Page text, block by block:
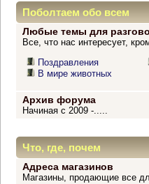
Поболтаем обо всем
Любые темы для
Все, что нас интересует,
Поздравления
В мире животных
Архив форума
Начиная с 2009 -.....
Что, где, почем
Адреса магазинов
Магазины, продающие все